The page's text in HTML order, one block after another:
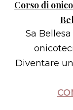
Corso di
Sa
Diventare